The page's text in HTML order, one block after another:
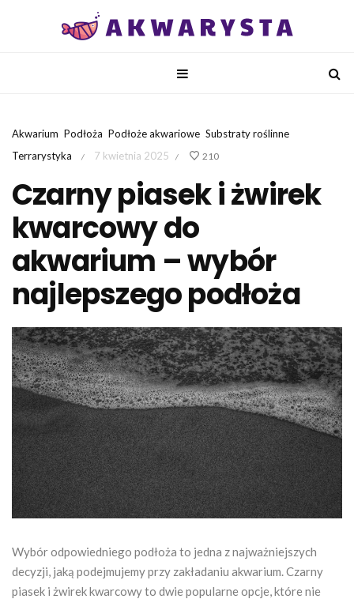
Akwarium Podłoża Podłoże akwariowe Substraty roślinne
Terrarystyka
/ 7 kwietnia 2025 / 210
Czarny piasek i żwirek
kwarcowy do
akwarium – wybór
najlepszego podłoża
Wybór odpowiedniego podłoża to jedna z najważniejszych
decyzji, jaką podejmujemy przy zakładaniu akwarium. Czarny
piasek i żwirek kwarcowy to dwie popularne opcje, które nie